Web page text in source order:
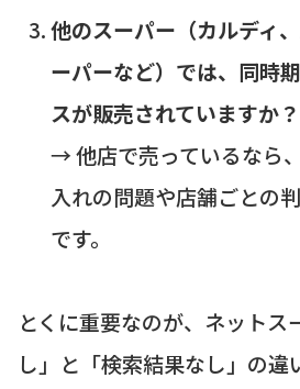
他のスーパー（カルディ
ーパーなど）では、同時
スが販売されていますか？
→ 他店で売っているなら
入れの問題や店舗ごとの
です。
とくに重要なのが、ネットス
し」と「検索結果なし」の違